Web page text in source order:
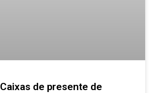
Caixas de presente de